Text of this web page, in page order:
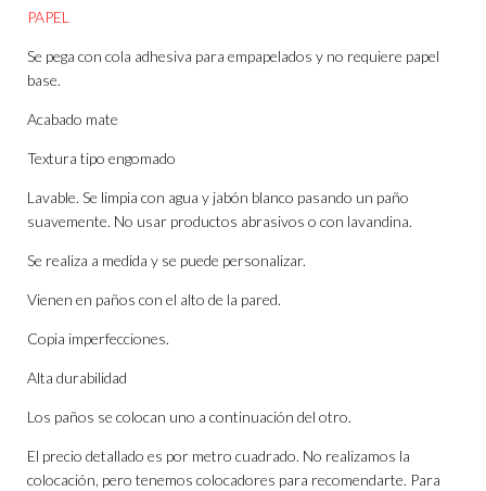
PAPEL
Se pega con cola adhesiva para empapelados y no requiere papel
base.
Acabado mate
Textura tipo engomado
Lavable. Se limpia con agua y jabón blanco pasando un paño
suavemente. No usar productos abrasivos o con lavandina.
Se realiza a medida y se puede personalizar.
Vienen en paños con el alto de la pared.
Copia imperfecciones.
Alta durabilidad
Los paños se colocan uno a continuación del otro.
El precio detallado es por metro cuadrado. No realizamos la
colocación, pero tenemos colocadores para recomendarte. Para